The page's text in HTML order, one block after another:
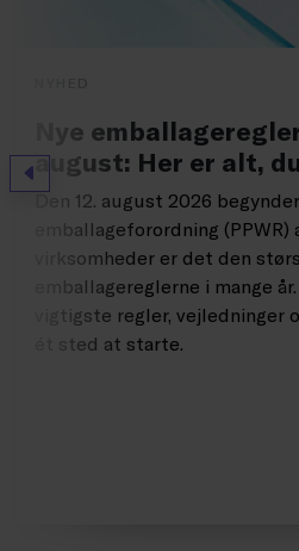
Forrige
Nye
august: Her er alt,
Den 12. august 2026
emballageforordning
virksomheder er det den
emballagereglerne i mange
vigtigste regler, vejledninger
ét sted at starte.